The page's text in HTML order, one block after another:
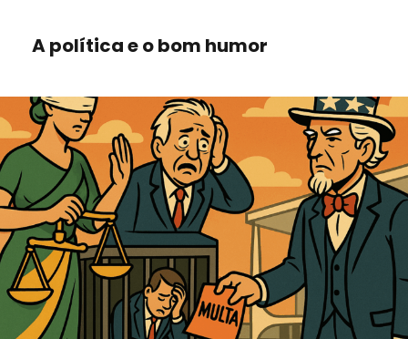
A política e o bom humor